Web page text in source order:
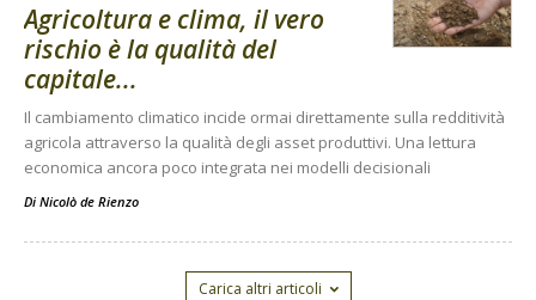
Agricoltura e clima, il vero
rischio è la qualità del
capitale...
Il cambiamento climatico incide ormai direttamente sulla redditività
agricola attraverso la qualità degli asset produttivi. Una lettura
economica ancora poco integrata nei modelli decisionali
Di Nicolò de Rienzo
Carica altri articoli